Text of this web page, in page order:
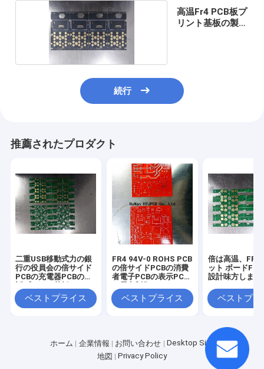
高温Fr4 PCB板プ
リント基板の製造
続行
推薦されたプロダクト
二重USB移動式力の銀
行の役員会の倍サイド
PCBの充電器PCBの電
ベストプライス
FR4 94V-0 ROHS PCB
の倍サイドPCBの消費
者電子PCBの表示PCB
ベストプライス
倍は高温、FR4
ット ボード
設計味方しまし
ベストプラ
ホーム 企業情報 お問い合わせ
Desktop Site
地図
Privacy Policy